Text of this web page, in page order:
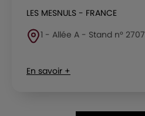
LES MESNULS - FRANCE
1 - Allée A - Stand n° 2707
En savoir +